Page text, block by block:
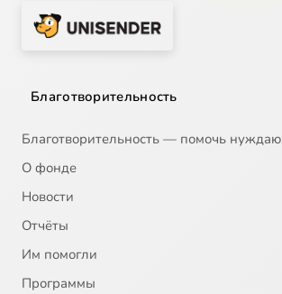
Благотворительность
Благотворительность — помочь
О фонде
Новости
Отчёты
Им помогли
Программы